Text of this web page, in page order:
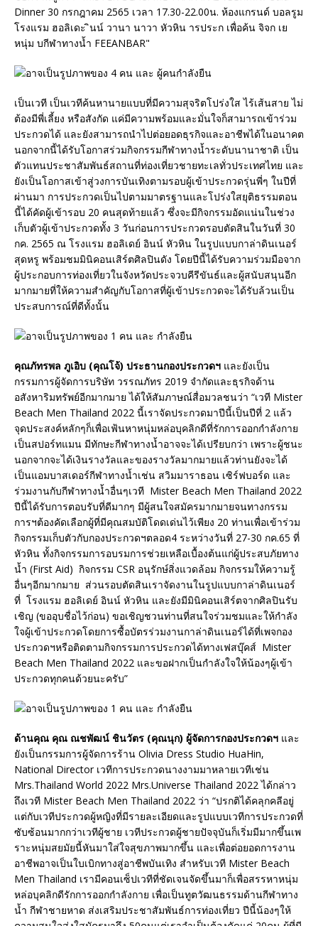
เป็นเวที เป็นเวทีค้นหานายแบบที่มีความสุจริตโปร่งใส ไร้เส้นสาย ไม่
ต้องมีพี่เลี้ยง หรือสังกัด แค่มีความพร้อมและมั่นใจก็สามารถเข้าร่วม
ประกวดได้ และยังสามารถนำไปต่อยอดธุรกิจและอาชีพได้ในอนาคต
นอกจากนี้ได้รับโอกาสร่วมกิจกรรมกีฬาทางน้ำระดับนานาชาติ เป็น
ตัวแทนประชาสัมพันธ์สถานที่ท่องเที่ยวชายทะเลทั่วประเทศไทย และ
ยังเป็นโอกาสเข้าสู่วงการบันเทิงตามรอบผู้เข้าประกวดรุ่นพี่ๆ ในปีที่
ผ่านมา การประกวดเป็นไปตามมาตรฐานและโปร่งใสยุติธรรมตอน
นี้ได้คัดผู้เข้ารอบ 20 คนสุดท้ายแล้ว ซึ่งจะมีกิจกรรมอัดแน่นในช่วง
เก็บตัวผู้เข้าประกวดทั้ง 3 วันก่อนการประกวดรอบตัดสินในวันที่ 30
กค. 2565 ณ โรงแรม ฮอลิเดย์ อินน์ หัวหิน ในรูปแบบกาล่าดินเนอร์
สุดหรู พร้อมชมมินิคอนเสิร์ตศิลปินดัง โดยปีนี้ได้รับความร่วมมือจาก
ผู้ประกอบการท่องเที่ยวในจังหวัดประจวบคีรีขันธ์และผู้สนับสนุนอีก
มากมายที่ให้ความสำคัญกับโอกาสที่ผู้เข้าประกวดจะได้รับล้วนเป็น
ประสบการณ์ที่ดีทั้งนั้น
คุณภัทรพล ภูเอิบ (คุณโจ้) ประธานกองประกวดฯ และยังเป็น
กรรมการผู้จัดการบริษัท วรรณภัทร 2019 จำกัดและธุรกิจด้าน
อสังหาริมทรัพย์อีกมากมาย ได้ให้สัมภาษณ์สื่อมวลชนว่า “เวที Mister
Beach Men Thailand 2022 นี้เราจัดประกวดมาปีนี้เป็นปีที่ 2 แล้ว
จุดประสงค์หลักๆก็เพื่อเฟ้นหาหนุ่มหล่อบุคลิกดีที่รักการออกกำลังกาย
เป็นสปอร์ทแมน มีทักษะกีฬาทางน้ำอาจจะได้เปรียบกว่า เพราะผู้ชนะ
นอกจากจะได้เงินรางวัลและของรางวัลมากมายแล้วท่านยังจะได้
เป็นแอมบาสเดอร์กีฬาทางน้ำเช่น สวิมมาราธอน เซิร์ฟบอร์ด และ
ร่วมงานกับกีฬาทางน้ำอื่นๆเวที Mister Beach Men Thailand 2022
ปีนี้ได้รับการตอบรับที่ดีมากๆ มีผู้สนใจสมัครมากมายจนทางกรรม
การฯต้องคัดเลือกผู้ที่มีคุณสมบัติโดดเด่นไว้เพียง 20 ท่านเพื่อเข้าร่วม
กิจกรรมเก็บตัวกับกองประกวดฯตลอด4 ระหว่างวันที่ 27-30 กค.65 ที่
หัวหิน ทั้งกิจกรรมการอบรมการช่วยเหลือเบื้องต้นแก่ผู้ประสบภัยทาง
น้ำ (First Aid) กิจกรรม CSR อนุรักษ์สิ่งแวดล้อม กิจกรรมให้ความรู้
อื่นๆอีกมากมาย ส่วนรอบตัดสินเราจัดงานในรูปแบบกาล่าดินเนอร์
ที่ โรงแรม ฮอลิเดย์ อินน์ หัวหิน และยังมีมินิคอนเสิร์ตจากศิลปินรับ
เชิญ (ขออุบชื่อไว้ก่อน) ขอเชิญชวนท่านที่สนใจร่วมชมและให้กำลัง
ใจผู้เข้าประกวดโดยการซื้อบัตรร่วมงานกาล่าดินเนอร์ได้ที่เพจกอง
ประกวดฯหรือติดตามกิจกรรมการประกวดได้ทางเฟสบุ๊คส์ Mister
Beach Men Thailand 2022 และขอฝากเป็นกำลังใจให้น้องๆผู้เข้า
ประกวดทุกคนด้วยนะครับ”
ด้านคุณ คุณ ณชพัฒน์ ชินวัตร (คุณนุก) ผู้จัดการกองประกวดฯ และ
ยังเป็นกรรมการผู้จัดการร้าน Olivia Dress Studio HuaHin,
National Director เวทีการประกวดนางงามมาหลายเวทีเช่น
Mrs.Thailand World 2022 Mrs.Universe Thailand 2022 ได้กล่าว
ถึงเวที Mister Beach Men Thailand 2022 ว่า “ปรกติได้คลุกคลีอยู่
แต่กับเวทีประกวดผู้หญิงที่มีรายละเอียดและรูปแบบเวทีการประกวดที่
ซับซ้อนมากกว่าเวทีผู้ชาย เวทีประกวดผู้ชายปัจจุบันก็เริ่มมีมากขึ้นเพ
ราะหนุ่มสยมัยนี้หันมาใส่ใจสุขภาพมากขึ้น และเพื่อต่อยอดการงาน
อาชีพอาจเป็นใบเบิกทางสู่อาชีพบันเทิง สำหรับเวที Mister Beach
Men Thailand เรามีคอนเซ็ปเวทีที่ชัดเจนจัดขึ้นมาก็เพื่อสรรหาหนุ่ม
หล่อบุคลิกดีรักการออกกำลังกาย เพื่อเป็นทูตวัฒนธรรมด้านกีฬาทาง
น้ำ กีฬาชายหาด ส่งเสริมประชาสัมพันธ์การท่องเที่ยว ปีนี้น้องๆให้